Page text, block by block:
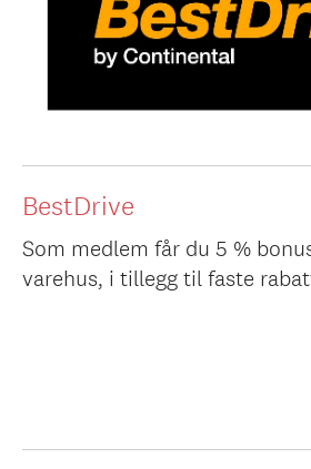
BestDrive
Som medlem får du 5 %
varehus, i tillegg til faste